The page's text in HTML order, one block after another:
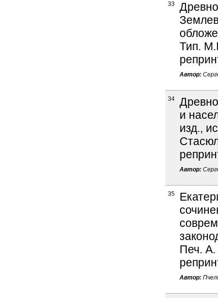
33
Тип.
Автор:
34
и
изд.,
Автор:
35
Печ. А.
Автор: